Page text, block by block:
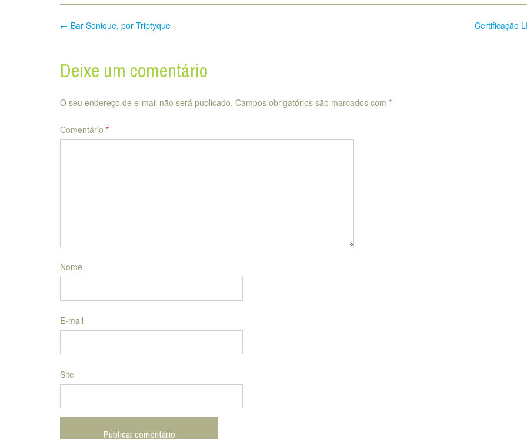
Post
Certificação
← Bar Sonique, por Triptyque
Deixe um comentário
O seu endereço de e-mail não será publicado. Campos obrigatórios são marcados com *
Comentário *
Nome
E-mail
Site